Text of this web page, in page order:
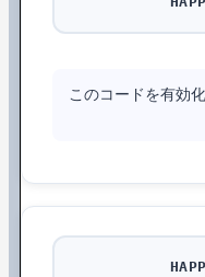
このコードを有効